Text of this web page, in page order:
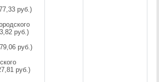
руб.)
руб.)
руб.)
руб.)